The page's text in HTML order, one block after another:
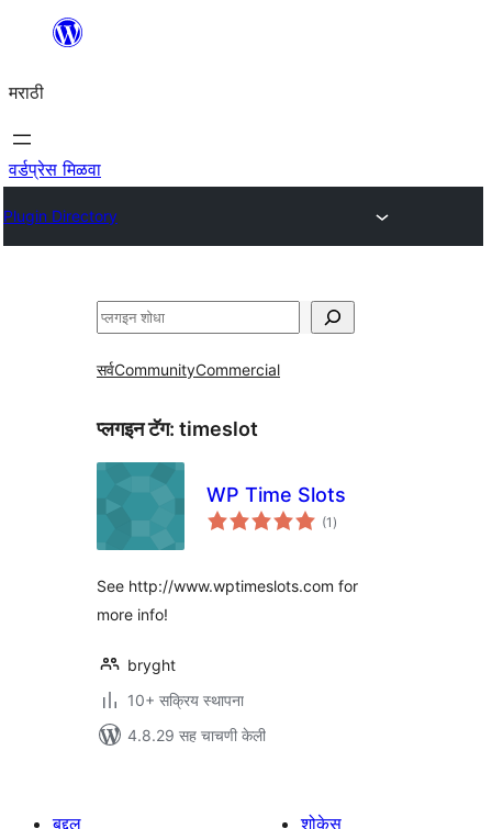
सामुग्रीवर
मराठी
वर्डप्रेस मिळवा
Plugin Directory
शोधा
सर्वCommunityCommercial
प्लगइन टॅग: timeslot
WP Time Slots
(1 एकूण
मूल्यांकन
)
See http://www.wptimeslots.com for
more info!
bryght
10+ सक्रिय स्थापना
4.8.29 सह चाचणी केली
बद्दल
शोकेस